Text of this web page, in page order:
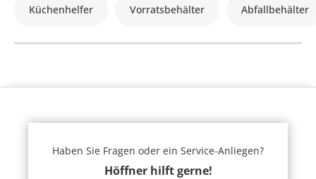
Küchenhelfer Vorratsbehälter Abfallbehälter
Haben Sie Fragen oder ein Service-Anliegen?
Höffner hilft gerne!